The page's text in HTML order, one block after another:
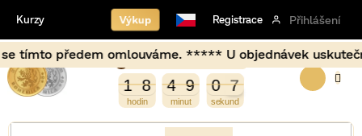
obsah
***** U objednávek
Výkup Registrace Přihlášení
Kurzy
1
1 8
8 4
4 9
9 0
0
0
0 6
7
6
8
7